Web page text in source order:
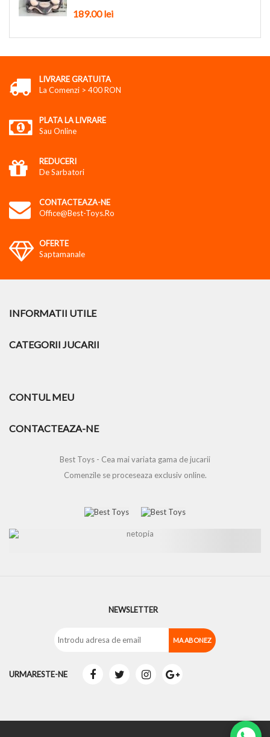
189.00lei
LIVRARE GRATUITA
La Comenzi > 400 RON
PLATA LA LIVRARE
Sau Online
REDUCERI
De Sarbatori
CONTACTEAZA-NE
Office@best-Toys.ro
OFERTE
Saptamanale
INFORMATII UTILE
CATEGORII JUCARII
CONTUL MEU
CONTACTEAZA-NE
Best Toys - Cea mai variata gama de jucarii
Comenzile se proceseaza exclusiv online.
NEWSLETTER
URMARESTE-NE